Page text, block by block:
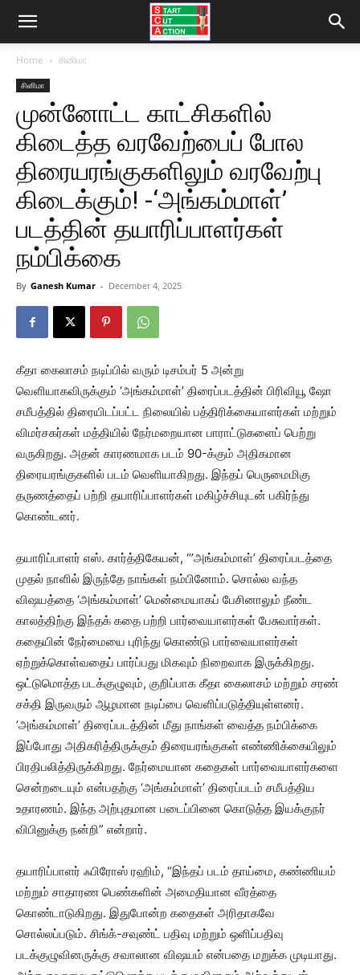
Home சினிமா
சினிமா
முன்னோட்ட காட்சிகளில்
கிடைத்த வரவேற்பைப் போல
திரையரங்குகளிலும் வரவேற்பு
கிடைக்கும்! -‘அங்கம்மாள்’
படத்தின் தயாரிப்பாளர்கள்
நம்பிக்கை
By Ganesh Kumar - December 4, 2025
கீதா கைலாசம் நடிப்பில் வரும் டிசம்பர் 5 அன்று
வெளியாகவிருக்கும் ‘அங்கம்மாள்’ திரைப்படத்தின் பிரிவியூ ஷோ
சமீபத்தில் திரையிடப்பட்ட நிலையில் பத்திரிக்கையாளர்கள் மற்றும்
விமர்சகர்கள் மத்தியில் நேர்மறையான பாராட்டுகளைப் பெற்று
வருகிறது. அதன் காரணமாக படம் 90-க்கும் அதிகமான
திரையரங்குகளில் படம் வெளியாகிறது. இந்தப் பெருமைமிகு
தருணத்தைப் பற்றி தயாரிப்பாளர்கள் மகிழ்ச்சியுடன் பகிர்ந்து
கொண்டனர்.
தயாரிப்பாளர் எஸ். கார்த்திகேயன், “’அங்கம்மாள்’ திரைப்படத்தை
முதல் நாளில் இருந்தே நாங்கள் நம்பினோம். சொல்ல வந்த
விஷயத்தை ‘அங்கம்மாள்’ மென்மையாகப் பேசினாலும் நீண்ட
காலத்திற்கு இந்தக் கதை பற்றி பார்வையாளர்கள் பேசுவார்கள்.
கதையின் நேர்மையை புரிந்து கொண்டு பார்வையாளர்கள்
ஏற்றுக்கொள்வதைப் பார்ப்பது மிகவும் நிறைவாக இருக்கிறது.
ஒட்டுமொத்த படக்குழுவும், குறிப்பாக கீதா கைலாசம் மற்றும் சரண்
சக்தி இருவரும் ஆழமான நடிப்பை வெளிப்படுத்தியுள்ளனர்.
’அங்கம்மாள்’ திரைப்படத்தின் மீது நாங்கள் வைத்த நம்பிக்கை
இப்போது அதிகரித்திருக்கும் திரையரங்குகள் எண்ணிக்கையிலும்
பிரதிபலித்திருக்கிறது. நேர்மையான கதைகள் பார்வையாளர்களை
சென்றடையும் என்பதற்கு ‘அங்கம்மாள்’ திரைப்படம் சமீபத்திய
உதாரணம். இந்த அற்புதமான படைப்பினை கொடுத்த இயக்குநர்
விபினுக்கு நன்றி” என்றார்.
தயாரிப்பாளர் ஃபிரோஸ் ரஹிம், “இந்தப் படம் தாய்மை, கண்ணியம்
மற்றும் சாதாரண பெண்களின் அமைதியான வீரத்தை
கொண்டாடுகிறது. இதுபோன்ற கதைகள் அரிதாகவே
சொல்லப்படும். சிங்க்-சவுண்ட் பதிவு மற்றும் ஒளிப்பதிவு
படக்குழுவினருக்கு சவாலான விஷயம் என்பதை மறுக்க முடியாது.